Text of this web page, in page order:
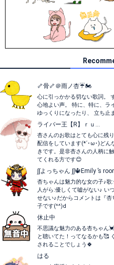
🦴骨🦴＠雨ノ杏☔🏍️
心に引っかかる切ない歌詞。
心地よい声。 特に、特に、ラ
ゆっくりになったり、 立ち止
ライバー王【R】ｒｕ…
杏さんのお歌はとても心に残
配信をしています(*´･ω･)どん
きです。是非杏さんの人柄に
てくれる方です😊
∫∫よっちゃん ∫∫🔱Emily ’s
杏ちゃんは魅力的な女の子♪
人がら:優しくて嘘がない♪ い
せない♪だからコメントは『
子です(^^)d
休止中
不思議な魅力のある杏ちゃん
と聴いてた！ってなるかも🥰
されることでしょう🍀
はる